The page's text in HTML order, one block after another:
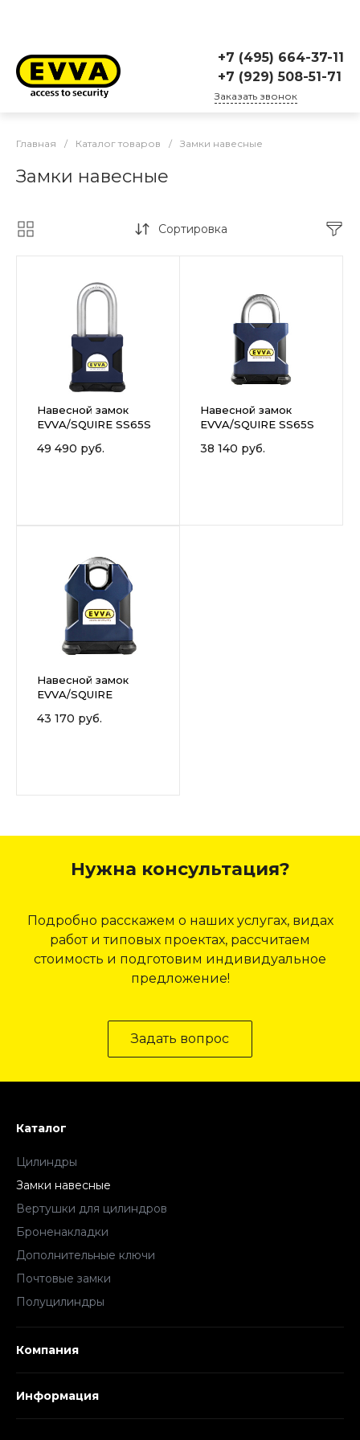
+7 (495) 664-37-11
+7 (929) 508-51-71
Заказать звонок
Главная / Каталог товаров / Замки навесные
Замки навесные
Сортировка
Навесной замок
EVVA/SQUIRE SS65S
49 490 руб.
Навесной замок
EVVA/SQUIRE SS65S
38 140 руб.
Навесной замок
EVVA/SQUIRE
43 170 руб.
Нужна консультация?
Подробно расскажем о наших услугах, видах
работ и типовых проектах, рассчитаем
стоимость и подготовим индивидуальное
предложение!
Задать вопрос
Каталог
Цилиндры
Замки навесные
Вертушки для цилиндров
Броненакладки
Дополнительные ключи
Почтовые замки
Полуцилиндры
Компания
Информация